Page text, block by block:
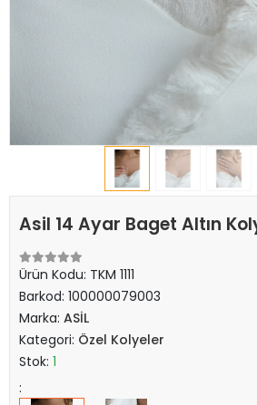
Asil 14 Ayar Baget Altın
Ürün Kodu: TKM 1111
Barkod: 100000079003
Marka: ASİL
Kategori: Özel Kolyeler
Stok: 1
: